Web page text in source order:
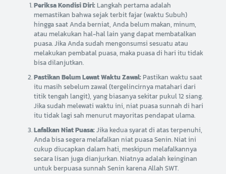
Periksa Kondisi Diri:Langkah pertama adalah
memastikan bahwa sejak terbit fajar (waktu Subuh)
hingga saat Anda berniat, Anda belum makan, minum,
atau melakukan hal-hal lain yang dapat membatalkan
puasa. Jika Anda sudah mengonsumsi sesuatu atau
melakukan pembatal puasa, maka puasa di hari itu tidak
bisa dilanjutkan.
Pastikan Belum Lewat Waktu Zawal:Pastikan waktu saat
itu masih sebelum zawal (tergelincirnya matahari dari
titik tengah langit), yang biasanya sekitar pukul 12 siang.
Jika sudah melewati waktu ini, niat puasa sunnah di hari
itu tidak lagi sah menurut mayoritas pendapat ulama.
Lafalkan Niat Puasa:Jika kedua syarat di atas terpenuhi,
Anda bisa segera melafalkan niat puasa Senin. Niat ini
cukup diucapkan dalam hati, meskipun melafalkannya
secara lisan juga dianjurkan. Niatnya adalah keinginan
untuk berpuasa sunnah Senin karena Allah SWT.